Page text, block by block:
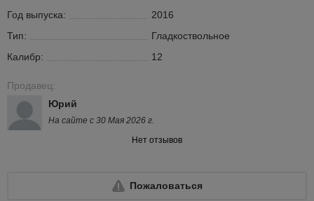
Год выпуска:
2016
Тип:
Гладкоствольное
Калибр:
12
Продавец:
Юрий
На сайте с 30 Мая 2026 г.
Нет отзывов
Пожаловаться